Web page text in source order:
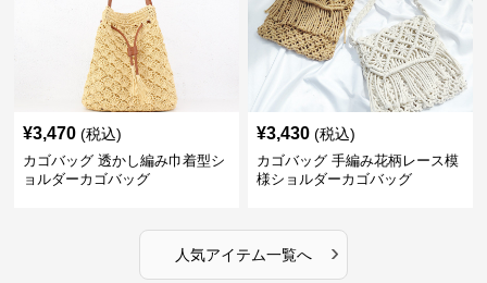
¥3,470 (税込)
カゴバッグ 透かし編み巾着型シ
ョルダーカゴバッグ
¥3,430 (税込)
カゴバッグ 手編み花柄レース模
様ショルダーカゴバッグ
人気アイテム一覧へ ›